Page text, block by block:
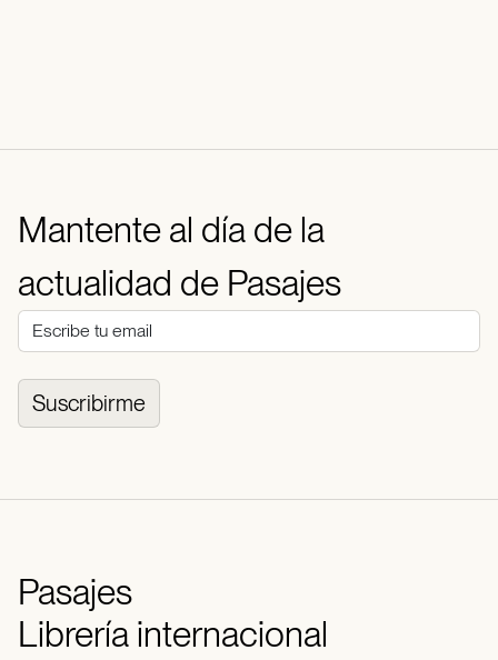
Mantente al día de la
actualidad de Pasajes
Suscribirme
Pasajes
Librería internacional